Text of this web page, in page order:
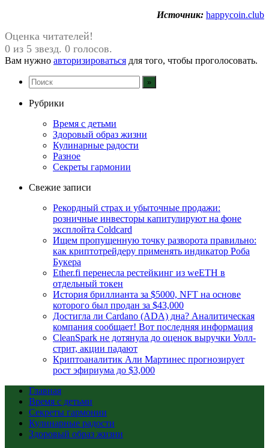
Источник: happycoin.club
Оценка читателей!
0 из 5 звезд. 0 голосов.
Вам нужно авторизироваться для того, чтобы проголосовать.
Рубрики
Время с детьми
Здоровый образ жизни
Кулинарные радости
Разное
Секреты гармонии
Свежие записи
Рекордный страх и убыточные продажи:
розничные инвесторы капитулируют на фоне
эксплойта Coldcard
Ищем пропущенную точку разворота правильно:
как криптотрейдеру применять индикатор Роба
Букера
Ether.fi перенесла рестейкинг из weETH в
отдельный токен
История бриллианта за $5000, NFT на основе
которого был продан за $43,000
Достигла ли Cardano (ADA) дна? Аналитическая
компания сообщает! Вот последняя информация
CleanSpark не дотянула до оценок выручки Уолл-
стрит, акции падают
Криптоаналитик Али Мартинес прогнозирует
рост эфириума до $3,000
Главная
Время с детьми
Секреты гармонии
Кулинарные радости
Здоровый образ жизни